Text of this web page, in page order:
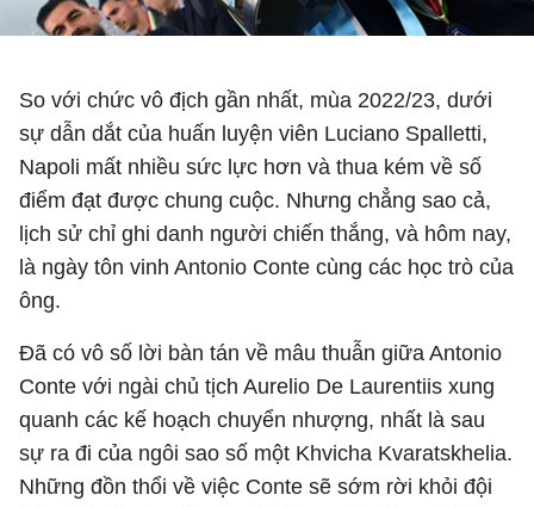
So với chức vô địch gần nhất, mùa 2022/23, dưới
sự dẫn dắt của huấn luyện viên Luciano Spalletti,
Napoli mất nhiều sức lực hơn và thua kém về số
điểm đạt được chung cuộc. Nhưng chẳng sao cả,
lịch sử chỉ ghi danh người chiến thắng, và hôm nay,
là ngày tôn vinh Antonio Conte cùng các học trò của
ông.
Đã có vô số lời bàn tán về mâu thuẫn giữa Antonio
Conte với ngài chủ tịch Aurelio De Laurentiis xung
quanh các kế hoạch chuyển nhượng, nhất là sau
sự ra đi của ngôi sao số một Khvicha Kvaratskhelia.
Những đồn thổi về việc Conte sẽ sớm rời khỏi đội